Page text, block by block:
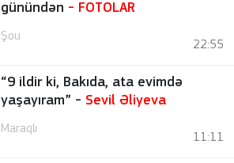
günündən - FOTOLAR
Şou
22:55
“9 ildir ki, Bakıda, ata evimdə
yaşayıram” - Sevil Əliyeva
Maraqlı
11:11